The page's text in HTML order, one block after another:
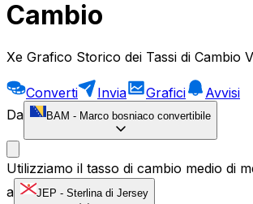
Cambio
Xe Grafico Storico dei Tassi di Cambio
Converti Invia Grafici
Avvisi
Da
BAM - Marco bosniaco convertibile
Utilizziamo il tasso di cambio medio di
a
JEP - Sterlina di Jersey